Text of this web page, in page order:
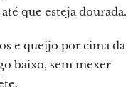
que esteja dourada.
e queijo por cima da
baixo, sem mexer